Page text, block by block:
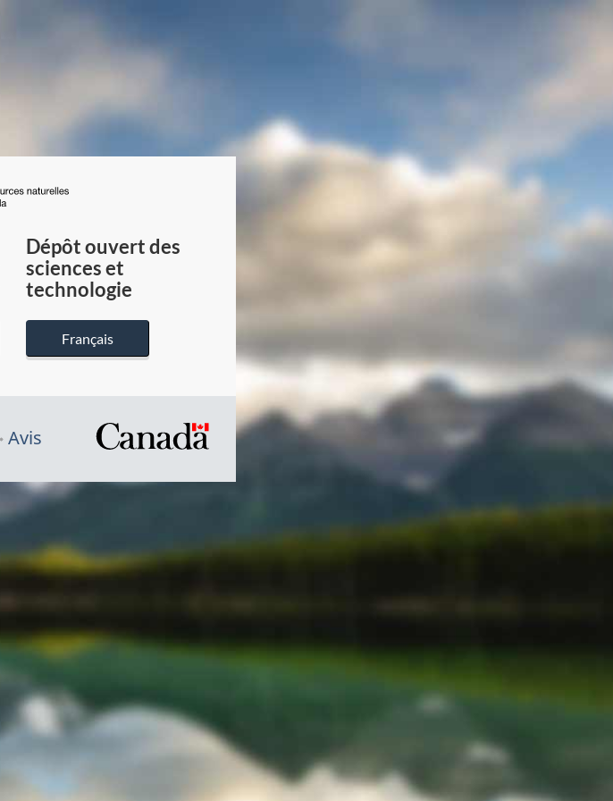
du
Canada
Dépôt ouvert des
sciences et
technologie
Français
Avis
/
gouvernement
du